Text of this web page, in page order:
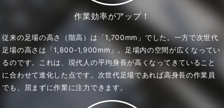
作業効率がアップ！
従来の足場の高さ（階高）は「1,700mm」でした。一方で次世代
足場の高さは「1,800-1,900mm」。足場内の空間が広くなってい
るのです。これは、現代人の平均身長が高くなってきていること
に合わせて進化した点です。次世代足場であれば高身長の作業員
でも、屈まずに作業に注力できます。